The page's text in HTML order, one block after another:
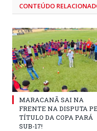
CONTEÚDO
MARACANÃ SAI NA
FRENTE NA DISPUTA
TÍTULO DA COPA PARÁ
SUB-17!